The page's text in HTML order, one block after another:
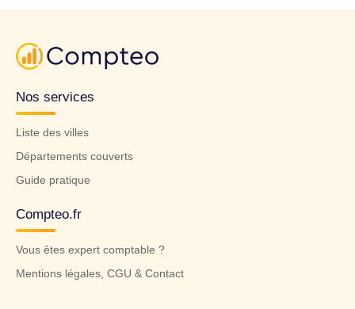
Nos services
Liste des villes
Départements couverts
Guide pratique
Compteo.fr
Vous êtes expert comptable ?
Mentions légales, CGU & Contact